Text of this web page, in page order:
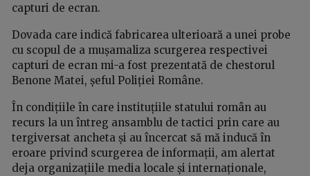
capturi de ecran.
Dovada care indică fabricarea ulterioară a unei probe
cu scopul de a mușamaliza scurgerea respectivei
capturi de ecran mi-a fost prezentată de chestorul
Benone Matei, șeful Poliției Române.
În condițiile în care instituțiile statului român au
recurs la un întreg ansamblu de tactici prin care au
tergiversat ancheta și au încercat să mă inducă în
eroare privind scurgerea de informații, am alertat
deja organizațiile media locale și internaționale,